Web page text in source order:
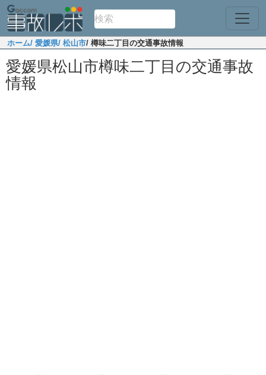
ホーム/ 愛媛県/ 松山市/ 樽味二丁目の交通事故情報
愛媛県松山市樽味二丁目の交通事故
情報